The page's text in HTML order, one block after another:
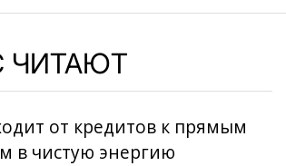
ЧИТАЮТ
от кредитов к прямым
в чистую энергию